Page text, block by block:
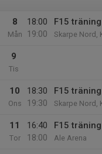
8
Mån
18:00
19:00
F15 träning
Skarpe Nord,
9
Tis
10
Ons
18:30
19:30
F15 träning
Skarpe Nord,
11
Tor
16:40
18:00
F15 träning
Ale Arena